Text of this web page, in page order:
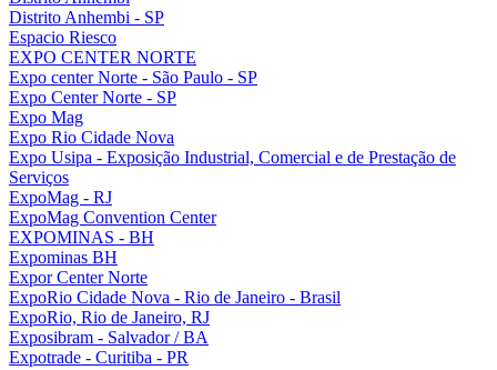
Distrito Anhembi - SP
Espacio Riesco
EXPO CENTER NORTE
Expo center Norte - São Paulo - SP
Expo Center Norte - SP
Expo Mag
Expo Rio Cidade Nova
Expo Usipa - Exposição Industrial, Comercial e de Prestação de
Serviços
ExpoMag - RJ
ExpoMag Convention Center
EXPOMINAS - BH
Expominas BH
Expor Center Norte
ExpoRio Cidade Nova - Rio de Janeiro - Brasil
ExpoRio, Rio de Janeiro, RJ
Exposibram - Salvador / BA
Expotrade - Curitiba - PR